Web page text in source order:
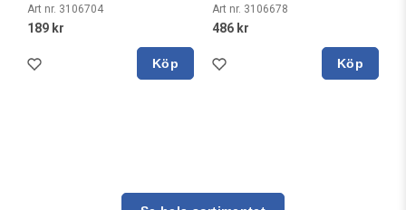
Art nr. 3106704
189 kr
Köp
Art nr. 3106678
486 kr
Köp